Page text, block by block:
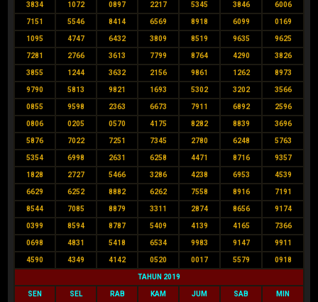
3834 1072 0897 2217 5345 3846 6006
7151 5546 8414 6569 8918 6099 0169
1095 4747 6432 3809 8519 9635 9625
7281 2766 3613 7799 8764 4290 3826
3855 1244 3632 2156 9861 1262 8973
9790 5813 9821 1693 5302 3202 3566
0855 9598 2363 6673 7911 6892 2596
0806 0205 0570 4175 8282 8839 3696
5876 7022 7251 7345 2780 6248 5763
5354 6998 2631 6258 4471 8716 9357
1828 2727 5466 3286 4238 6953 4539
6629 6252 8882 6262 7558 8916 7191
8544 7085 8879 3311 2874 8656 9174
0399 8594 8787 5409 4139 4165 7366
0698 4831 5418 6534 9983 9147 9911
4590 4349 4142 0520 0017 5579 0918
TAHUN 2019
SEN SEL RAB KAM JUM SAB MIN